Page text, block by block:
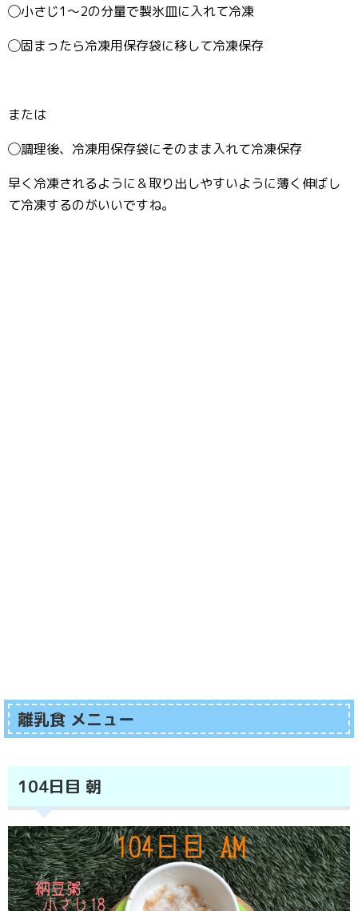
◯小さじ1〜2の分量で製氷皿に入れて冷凍
◯固まったら冷凍用保存袋に移して冷凍保存
または
◯調理後、冷凍用保存袋にそのまま入れて冷凍保存
早く冷凍されるように＆取り出しやすいように薄く伸ばし
て冷凍するのがいいですね。
離乳食 メニュー
104日目 朝